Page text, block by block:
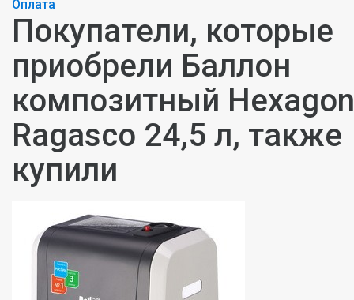
Оплата
Покупатели, которые
приобрели Баллон
композитный Hexagon
Ragasco 24,5 л, также
купили